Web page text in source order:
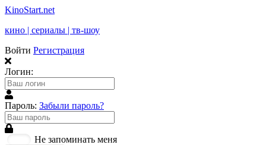
KinoStart.net
кино | сериалы | тв-шоу
Войти Регистрация
Логин:
Пароль: Забыли пароль?
Не запоминать меня